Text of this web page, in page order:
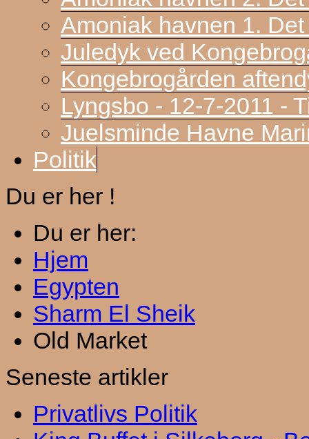
Amoniak havnen 1.
Juledyk ved
Kongebrogården
Lyngsbo - 12-7-2011 -
Juelsminde Havne
Politik
Du er her !
Du er her:
Hjem
Egypten
Sharm El Sheik
Old Market
Seneste artikler
Privatlivs Politik